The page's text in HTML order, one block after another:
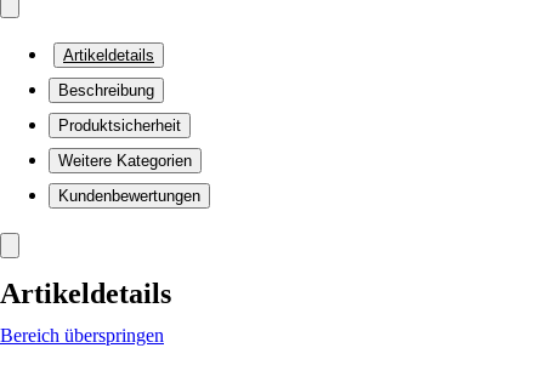
Artikeldetails
Beschreibung
Produktsicherheit
Weitere Kategorien
Kundenbewertungen
Artikeldetails
Bereich überspringen